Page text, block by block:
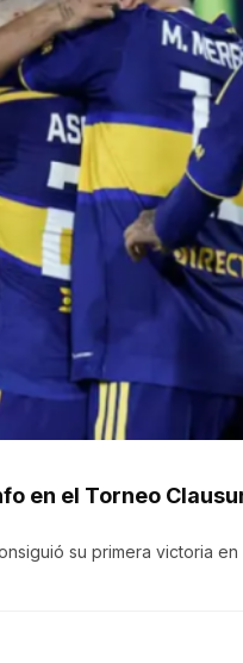
en el Torneo
su primera victoria